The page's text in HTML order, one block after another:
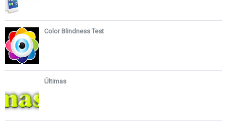
Color Blindness Test
Últimas